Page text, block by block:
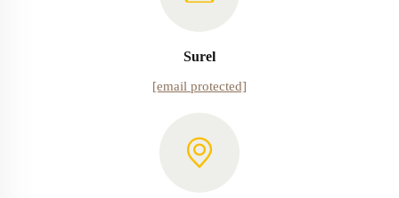
Surel
[email protected]